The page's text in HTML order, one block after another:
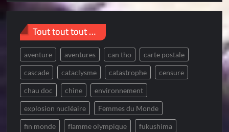
Tout tout tout …
aventure aventures can tho carte postale
cascade cataclysme catastrophe censure
chau doc chine environnement
explosion nucléaire Femmes du Monde
fin monde flamme olympique fukushima